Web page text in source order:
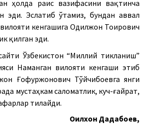
ҳолда раис вазифасини вақтинча
эди. Эслатиб ўтамиз, бундан аввал
кенгашига Одилжон Тоирович
қилган эди.
Ўзбекистон “Миллий тикланиш”
Наманган вилояти кенгаши этиб
Ғофуржонович Тўйчибоевга янги
мустаҳкам саломатлик, куч-ғайрат,
тилайди.
Оқилхон Дадабоев,